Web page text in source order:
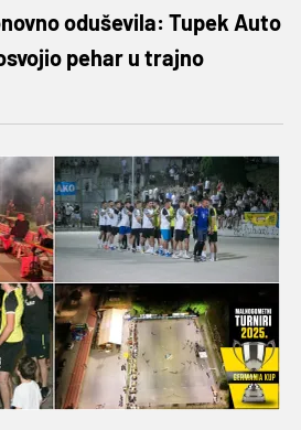
oduševila: Tupek Auto
pehar u trajno